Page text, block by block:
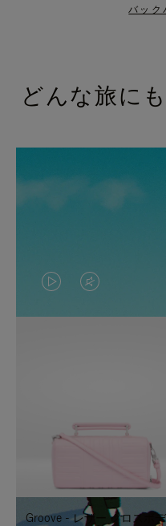
バック
どんな旅に
VIDEO
IS
TO
IT
VIDEO
IS
IT
Groove - レザー クロスボ